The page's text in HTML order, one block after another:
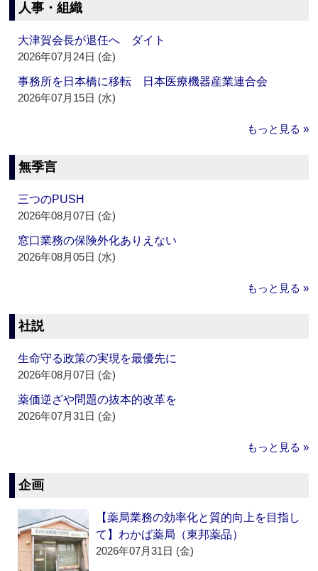
人事・組織
大津賀会長が退任へ ダイト
2026年07月24日 (金)
事務所を日本橋に移転 日本医療機器産業連合会
2026年07月15日 (水)
もっと見る »
無季言
三つのPUSH
2026年08月07日 (金)
窓口業務の保険外化ありえない
2026年08月05日 (水)
もっと見る »
社説
生命守る政策の実現を最優先に
2026年08月07日 (金)
薬価逆ざや問題の抜本的改革を
2026年07月31日 (金)
もっと見る »
企画
【薬局業務の効率化と質的向上を目指し
て】わかば薬局（東邦薬品）
2026年07月31日 (金)